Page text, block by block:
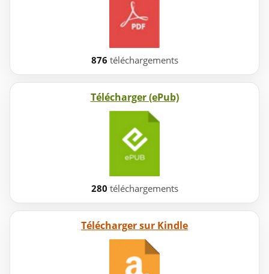
876 téléchargements
Télécharger (ePub)
280 téléchargements
Télécharger sur Kindle